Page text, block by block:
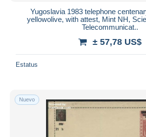
Yugoslavia 1983 telephone
yellowolive, with attest, Mint NH,
Telecommunicat..
± 57,78 US$
Estatus
Nuevo